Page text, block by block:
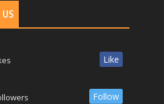
Like
Follow